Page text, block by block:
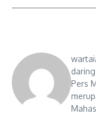
Pers